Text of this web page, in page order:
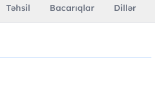
Təhsil Bacarıqlar Dillər